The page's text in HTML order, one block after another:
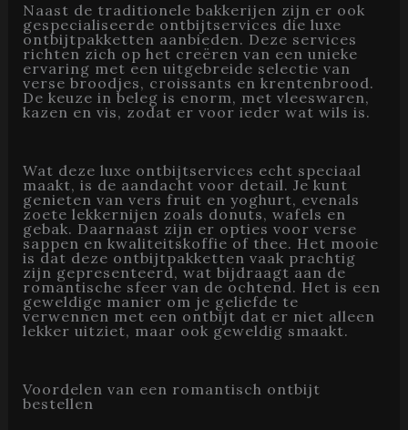
Naast de traditionele bakkerijen zijn er ook
gespecialiseerde ontbijtservices die luxe
ontbijtpakketten aanbieden. Deze services
richten zich op het creëren van een unieke
ervaring met een uitgebreide selectie van
verse broodjes, croissants en krentenbrood.
De keuze in beleg is enorm, met vleeswaren,
kazen en vis, zodat er voor ieder wat wils is.
Wat deze luxe ontbijtservices echt speciaal
maakt, is de aandacht voor detail. Je kunt
genieten van vers fruit en yoghurt, evenals
zoete lekkernijen zoals donuts, wafels en
gebak. Daarnaast zijn er opties voor verse
sappen en kwaliteitskoffie of thee. Het mooie
is dat deze ontbijtpakketten vaak prachtig
zijn gepresenteerd, wat bijdraagt aan de
romantische sfeer van de ochtend. Het is een
geweldige manier om je geliefde te
verwennen met een ontbijt dat er niet alleen
lekker uitziet, maar ook geweldig smaakt.
Voordelen van een romantisch ontbijt
bestellen